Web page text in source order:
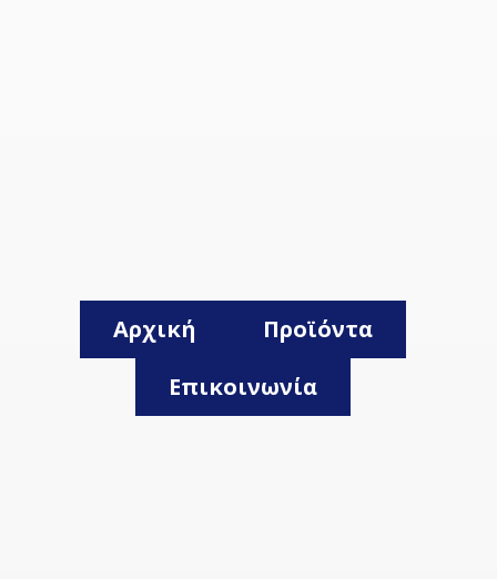
Αρχική
Προϊόντα
Επικοινωνία